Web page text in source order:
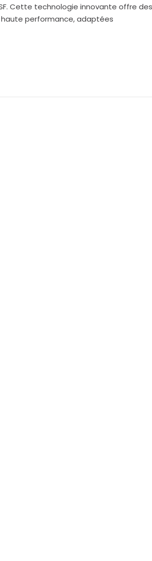
Cette technologie innovante offre
performance, adaptées